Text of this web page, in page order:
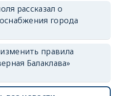
рассказал о
города
правила
Балаклава»